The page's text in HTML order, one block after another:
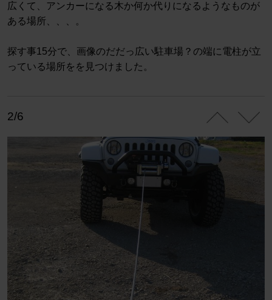
広くて、アンカーになる木か何か代りになるようなものが
ある場所、、、。
探す事15分で、画像のだだっ広い駐車場？の端に電柱が立
っている場所をを見つけました。
2/6